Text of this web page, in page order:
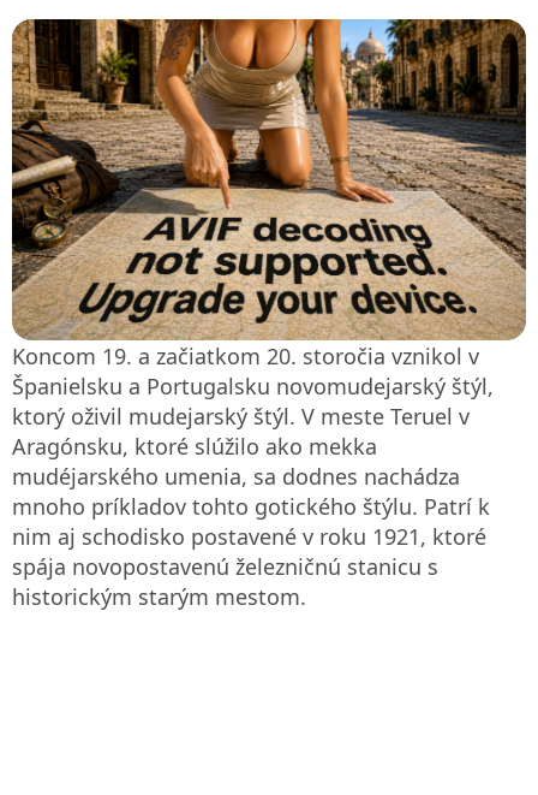
Koncom 19. a začiatkom 20. storočia vznikol v
Španielsku a Portugalsku novomudejarský štýl,
ktorý oživil mudejarský štýl. V meste Teruel v
Aragónsku, ktoré slúžilo ako mekka
mudéjarského umenia, sa dodnes nachádza
mnoho príkladov tohto gotického štýlu. Patrí k
nim aj schodisko postavené v roku 1921, ktoré
spája novopostavenú železničnú stanicu s
historickým starým mestom.